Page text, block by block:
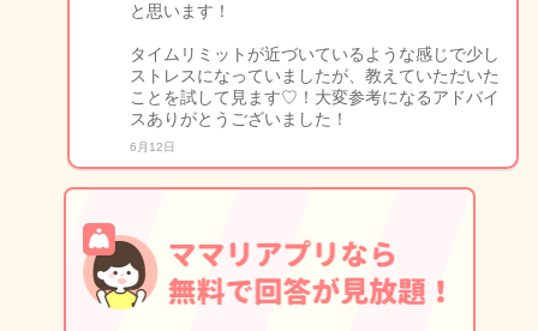
と思います！
タイムリミットが近づいているような感じで少し
ストレスになっていましたが、教えていただいた
ことを試して見ます♡！大変参考になるアドバイ
スありがとうございました！
6月12日